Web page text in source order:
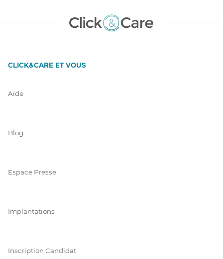
CLICK&CARE ET VOUS
Aide
Blog
Espace Presse
Implantations
Inscription Candidat